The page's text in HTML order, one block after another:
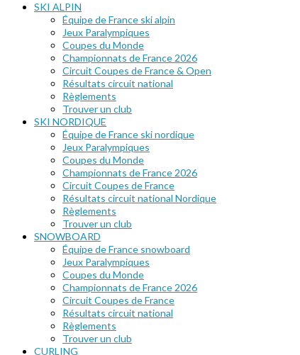
SKI ALPIN
Équipe de France ski alpin
Jeux Paralympiques
Coupes du Monde
Championnats de France 2026
Circuit Coupes de France & Open
Résultats circuit national
Règlements
Trouver un club
SKI NORDIQUE
Équipe de France ski nordique
Jeux Paralympiques
Coupes du Monde
Championnats de France 2026
Circuit Coupes de France
Résultats circuit national Nordique
Règlements
Trouver un club
SNOWBOARD
Équipe de France snowboard
Jeux Paralympiques
Coupes du Monde
Championnats de France 2026
Circuit Coupes de France
Résultats circuit national
Règlements
Trouver un club
CURLING